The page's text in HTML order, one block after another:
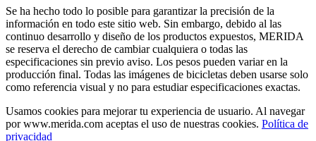
Se ha hecho todo lo posible para garantizar la precisión de la
información en todo este sitio web. Sin embargo, debido al las
continuo desarrollo y diseño de los productos expuestos, MERIDA
se reserva el derecho de cambiar cualquiera o todas las
especificaciones sin previo aviso. Los pesos pueden variar en la
producción final. Todas las imágenes de bicicletas deben usarse solo
como referencia visual y no para estudiar especificaciones exactas.
Usamos cookies para mejorar tu experiencia de usuario. Al navegar
por www.merida.com aceptas el uso de nuestras cookies. Política de
privacidad